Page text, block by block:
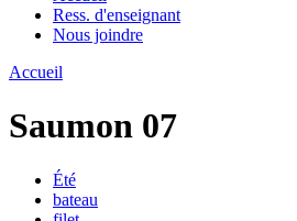
Ress. d'enseignant
Nous joindre
Accueil
Saumon 07
Été
bateau